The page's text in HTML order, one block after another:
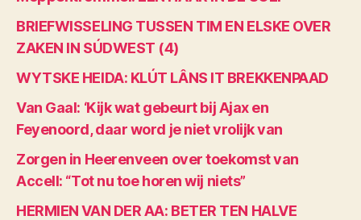
BRIEFWISSELING TUSSEN TIM EN ELSKE OVER
ZAKEN IN SÚDWEST (4)
WYTSKE HEIDA: KLÚT LÂNS IT BREKKENPAAD
Van Gaal: ‘Kijk wat gebeurt bij Ajax en
Feyenoord, daar word je niet vrolijk van
Zorgen in Heerenveen over toekomst van
Accell: “Tot nu toe horen wij niets”
HERMIEN VAN DER AA: BETER TEN HALVE